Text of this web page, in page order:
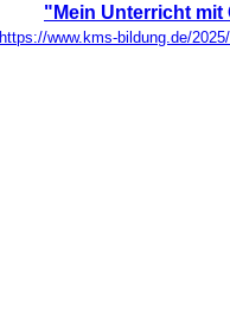
"Mein Unterricht
https://www.kms-bildung.de/